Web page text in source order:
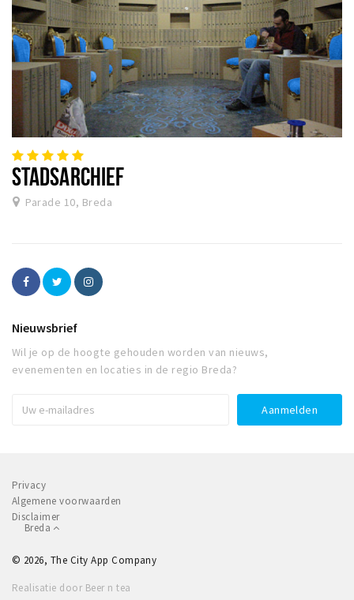
STADSARCHIEF
Parade 10, Breda
Nieuwsbrief
Wil je op de hoogte gehouden worden van nieuws,
evenementen en locaties in de regio Breda?
Privacy
Algemene voorwaarden
Disclaimer
Breda
© 2026, The City App Company
Realisatie door Beer n tea